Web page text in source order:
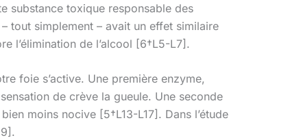
substance toxique responsable des
– tout simplement – avait un effet similaire
l’élimination de l’alcool [6†L5-L7].
foie s’active. Une première enzyme,
de crève la gueule. Une seconde
moins nocive [5†L13-L17]. Dans l’étude